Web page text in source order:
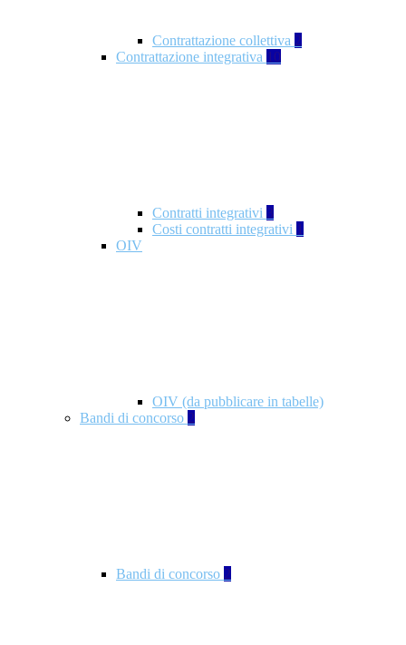
Contrattazione collettiva 2
Contrattazione integrativa 10
Contratti integrativi 3
Costi contratti integrativi 1
OIV
OIV (da pubblicare in tabelle)
Bandi di concorso 2
Bandi di concorso 2